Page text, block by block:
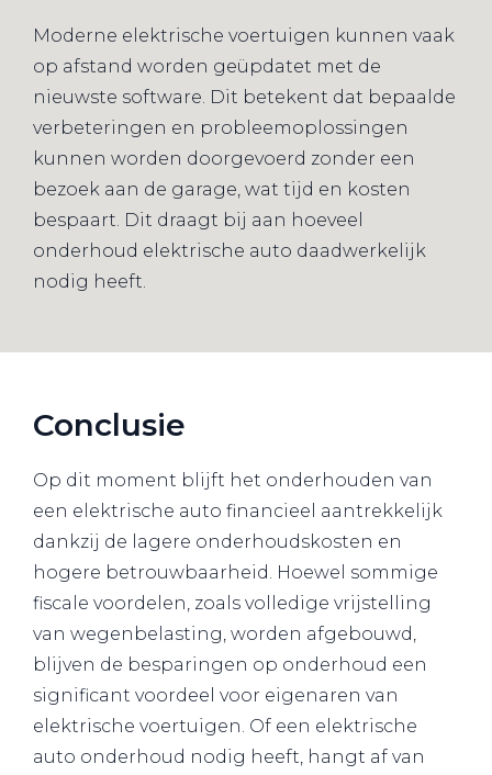
Moderne elektrische voertuigen kunnen vaak
op afstand worden geüpdatet met de
nieuwste software. Dit betekent dat bepaalde
verbeteringen en probleemoplossingen
kunnen worden doorgevoerd zonder een
bezoek aan de garage, wat tijd en kosten
bespaart. Dit draagt bij aan hoeveel
onderhoud elektrische auto daadwerkelijk
nodig heeft.
Conclusie
Op dit moment blijft het onderhouden van
een elektrische auto financieel aantrekkelijk
dankzij de lagere onderhoudskosten en
hogere betrouwbaarheid. Hoewel sommige
fiscale voordelen, zoals volledige vrijstelling
van wegenbelasting, worden afgebouwd,
blijven de besparingen op onderhoud een
significant voordeel voor eigenaren van
elektrische voertuigen. Of een elektrische
auto onderhoud nodig heeft, hangt af van